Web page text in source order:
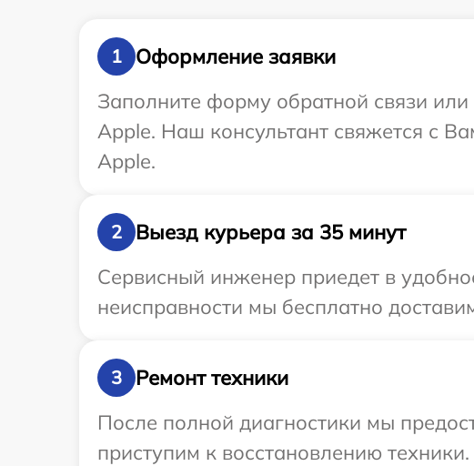
1
Оформление заявки
Заполните форму обратной связи
Apple. Наш консультант свяжется с
Apple.
2
Выезд курьера за 35 минут
Сервисный инженер приедет в
неисправности мы бесплатно
3
Ремонт техники
После полной диагностики мы
приступим к восстановлению техники.